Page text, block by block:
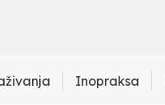
Inopraksa